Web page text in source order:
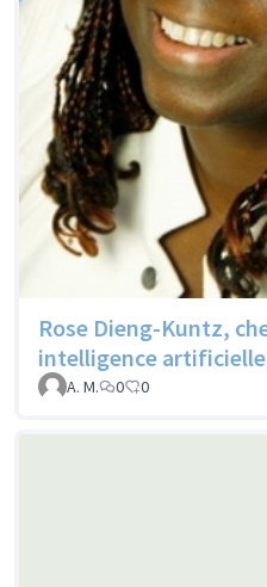
Rose Dieng-Kuntz,
intelligence artificielle
A. M. 0 0